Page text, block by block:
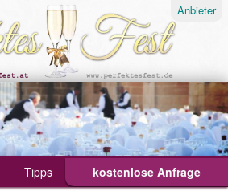
Anbieter
Tipps kostenlose Anfrage